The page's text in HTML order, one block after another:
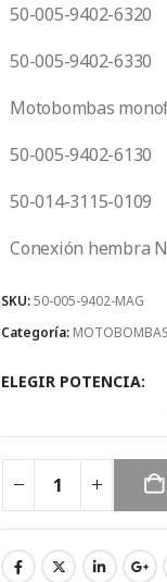
50-005-9402-6320
50-005-9402-6330
Motobombas
50-005-9402-6130
50-014-3115-0109
Conexión hembra
SKU:50-005-9402-MAG
Categoría: MOTOBOMBAS
ELEGIR POTENCIA